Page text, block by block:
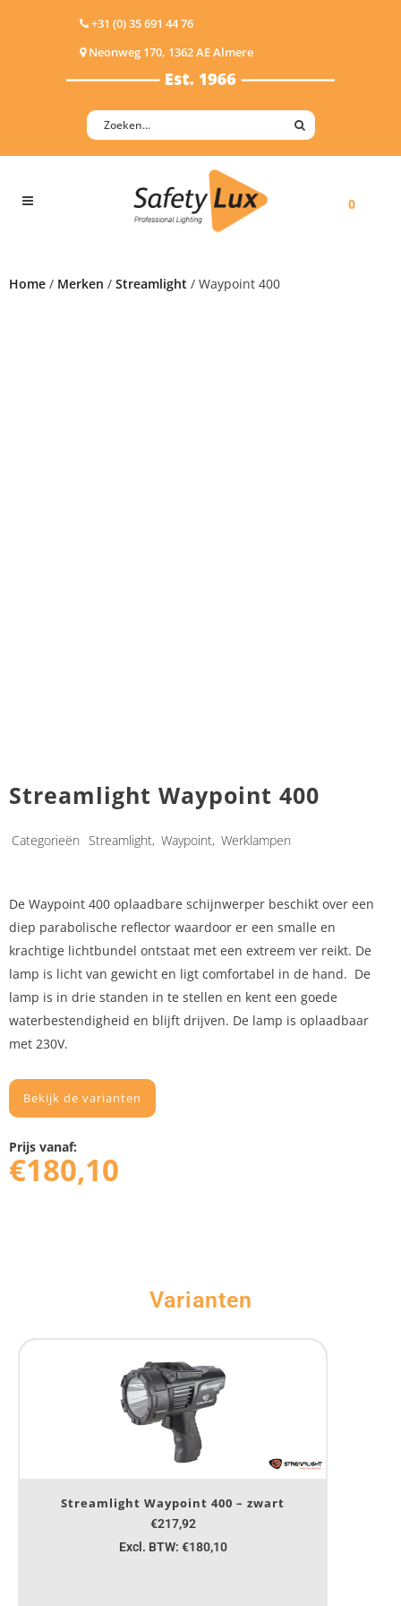
+31 (0) 35 691 44 76
Neonweg 170, 1362 AE Almere
0
Home / Merken / Streamlight / Waypoint 400
Streamlight Waypoint 400
Categorieën Streamlight, Waypoint, Werklampen
De Waypoint 400 oplaadbare schijnwerper beschikt over een
diep parabolische reflector waardoor er een smalle en
krachtige lichtbundel ontstaat met een extreem ver reikt. De
lamp is licht van gewicht en ligt comfortabel in de hand. De
lamp is in drie standen in te stellen en kent een goede
waterbestendigheid en blijft drijven. De lamp is oplaadbaar
met 230V.
Bekijk de varianten
Prijs vanaf:
€180,10
Varianten
Streamlight Waypoint 400 – zwart
€217,92
Excl. BTW: €180,10